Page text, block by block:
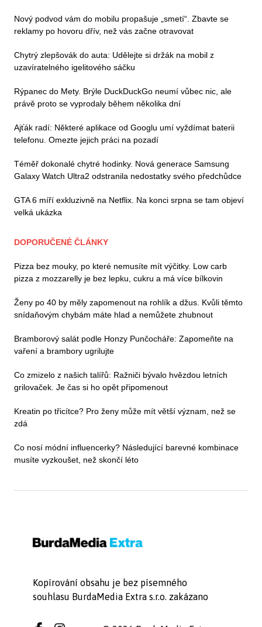
Nový podvod vám do mobilu propašuje „smetí“. Zbavte se
reklamy po hovoru dřív, než vás začne otravovat
Chytrý zlepšovák do auta: Udělejte si držák na mobil z
uzavíratelného igelitového sáčku
Rýpanec do Mety. Brýle DuckDuckGo neumí vůbec nic, ale
právě proto se vyprodaly během několika dní
Ajťák radí: Některé aplikace od Googlu umí vyždímat baterii
telefonu. Omezte jejich práci na pozadí
Téměř dokonalé chytré hodinky. Nová generace Samsung
Galaxy Watch Ultra2 odstranila nedostatky svého předchůdce
GTA 6 míří exkluzivně na Netflix. Na konci srpna se tam objeví
velká ukázka
DOPORUČENÉ ČLÁNKY
Pizza bez mouky, po které nemusíte mít výčitky. Low carb
pizza z mozzarelly je bez lepku, cukru a má více bílkovin
Ženy po 40 by měly zapomenout na rohlík a džus. Kvůli těmto
snídaňovým chybám máte hlad a nemůžete zhubnout
Bramborový salát podle Honzy Punčocháře: Zapomeňte na
vaření a brambory ugrilujte
Co zmizelo z našich talířů: Ražniči bývalo hvězdou letních
grilovaček. Je čas si ho opět připomenout
Kreatin po třicítce? Pro ženy může mít větší význam, než se
zdá
Co nosí módní influencerky? Následující barevné kombinace
musíte vyzkoušet, než skončí léto
Kopírování obsahu je bez písemného
souhlasu BurdaMedia Extra s.r.o. zakázano